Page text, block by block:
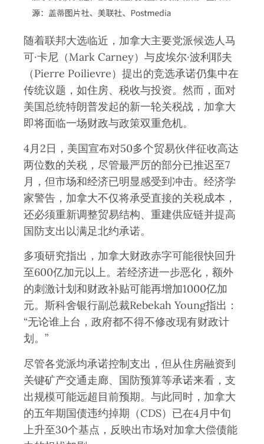
随着联邦大选临近，加拿大主要党派候选人马
可·卡尼（Mark Carney）与皮埃尔·波利耶夫
（Pierre Poilievre）提出的竞选承诺仍集中在
传统议题，如住房、税收与投资。然而，面对
美国总统特朗普发起的新一轮关税战，加拿大
即将面临一场财政与政策双重危机。
4月2日，美国宣布对50多个贸易伙伴征收高达
两位数的关税，尽管最严厉的部分已推迟至7
月，但市场和经济已明显感受到冲击。经济学
家警告，加拿大不仅将承受直接的关税成本，
还必须重新调整贸易结构、重建供应链并提高
国防支出以满足北约承诺。
多项研究指出，加拿大财政赤字可能很快回升
至600亿加元以上。若经济进一步恶化，额外
的刺激计划和财政补贴可能再增加1000亿加
元。斯科舍银行副总裁Rebekah Young指出：
“无论谁上台，政府都不得不修改现有财政计
划。”
尽管各党派均承诺控制支出，但从住房融资到
关键矿产交通走廊、国防预算等承诺来看，支
出规模可能远超目前预期。与此同时，加拿大
的五年期国债违约掉期（CDS）已在4月中旬
上升至30个基点，反映出市场对加拿大偿债能